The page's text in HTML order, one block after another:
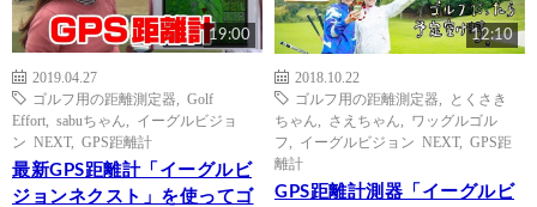
19:00
2019.04.27
ゴルフ用の距離測定器
Golf
Effort
sabuちゃん
イーグルビジョ
ン NEXT, GPS距離計
最新GPS距離計「イーグルビ
ジョンネクスト」を使ってゴ
12:10
2018.10.22
ゴルフ用の距離測定器
とくさき
ちゃん
さえちゃん
ワッグルゴル
フ
イーグルビジョン NEXT, GPS距
離計
GPS距離計測器「イーグルビ